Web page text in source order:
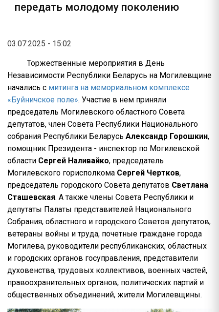
передать молодому поколению
03.07.2025 - 15:02
Торжественные мероприятия в День
Независимости Республики Беларусь на Могилевщине
начались с митинга на мемориальном комплексе
«Буйничское поле». Участие в нем приняли
председатель Могилевского областного Совета
депутатов, член Совета Республики Национального
собрания Республики Беларусь Александр Горошкин,
помощник Президента - инспектор по Могилевской
области Сергей Наливайко, председатель
Могилевского горисполкома Сергей Чертков,
председатель городского Совета депутатов Светлана
Сташевская. А также члены Совета Республики и
депутаты Палаты представителей Национального
Собрания, областного и городского Советов депутатов,
ветераны войны и труда, почетные граждане города
Могилева, руководители республиканских, областных
и городских органов госуправления, представители
духовенства, трудовых коллективов, военных частей,
правоохранительных органов, политических партий и
общественных объединений, жители Могилевщины.